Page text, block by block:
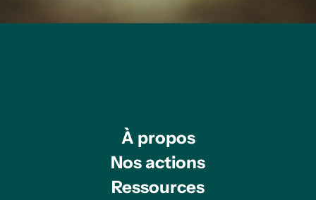
À propos
Nos actions
Ressources